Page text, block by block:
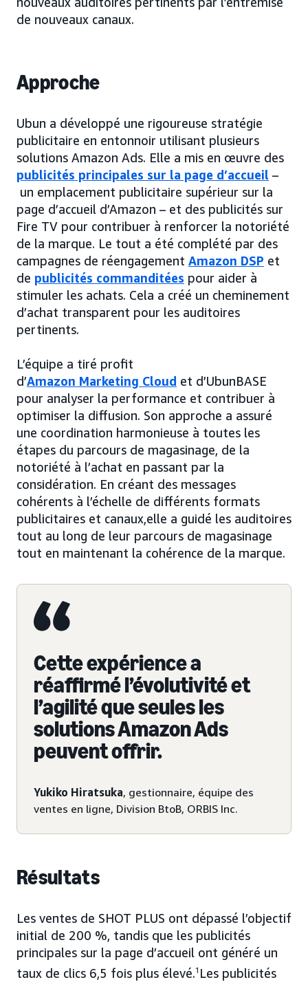
de nouveaux canaux.
Approche
Ubun a développé une rigoureuse stratégie
publicitaire en entonnoir utilisant plusieurs
solutions Amazon Ads. Elle a mis en œuvre des
publicités principales sur la page d’accueil –
un emplacement publicitaire supérieur sur la
page d’accueil d’Amazon – et des publicités sur
Fire TV pour contribuer à renforcer la notoriété
de la marque. Le tout a été complété par des
campagnes de réengagement Amazon DSP et
de publicités commanditées pour aider à
stimuler les achats. Cela a créé un cheminement
d’achat transparent pour les auditoires
pertinents.
L’équipe a tiré profit
d’Amazon Marketing Cloud et d’UbunBASE
pour analyser la performance et contribuer à
optimiser la diffusion. Son approche a assuré
une coordination harmonieuse à toutes les
étapes du parcours de magasinage, de la
notoriété à l’achat en passant par la
considération. En créant des messages
cohérents à l’échelle de différents formats
publicitaires et canaux,elle a guidé les auditoires
tout au long de leur parcours de magasinage
tout en maintenant la cohérence de la marque.
Cette expérience a
réaffirmé l’évolutivité et
l’agilité que seules les
solutions Amazon Ads
peuvent offrir.
Yukiko Hiratsuka, gestionnaire, équipe des
ventes en ligne, Division BtoB, ORBIS Inc.
Résultats
Les ventes de SHOT PLUS ont dépassé l’objectif
initial de 200 %, tandis que les publicités
principales sur la page d’accueil ont généré un
taux de clics 6,5 fois plus élevé.1 Les publicités